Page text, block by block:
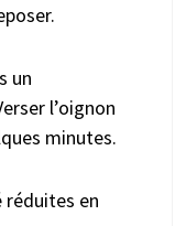
un
l’oignon
minutes.
en